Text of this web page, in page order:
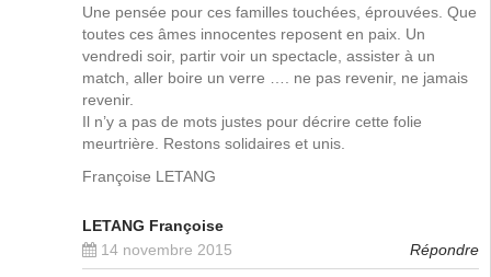
Une pensée pour ces familles touchées, éprouvées. Que
toutes ces âmes innocentes reposent en paix. Un
vendredi soir, partir voir un spectacle, assister à un
match, aller boire un verre …. ne pas revenir, ne jamais
revenir.
Il n’y a pas de mots justes pour décrire cette folie
meurtrière. Restons solidaires et unis.
Françoise LETANG
LETANG Françoise
14 novembre 2015
Répondre